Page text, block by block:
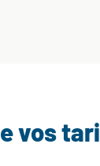
vos